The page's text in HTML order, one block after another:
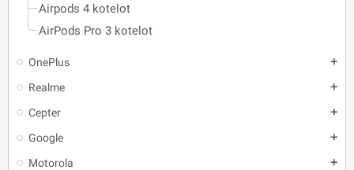
Airpods 4 kotelot
AirPods Pro 3 kotelot
OnePlus add
Realme add
Cepter add
Google add
Motorola add